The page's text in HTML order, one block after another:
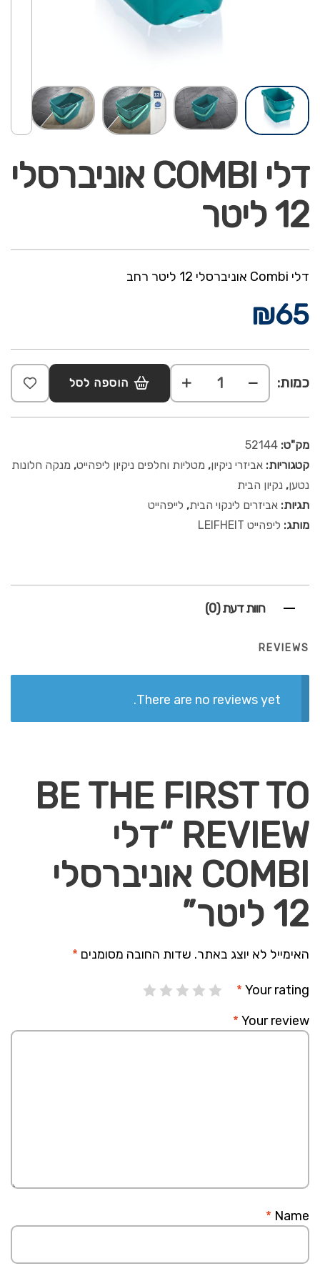
דלי COMBI אוניברסלי
12 ליטר
דלי Combi אוניברסלי 12 ליטר רחב
₪65
כמות: הוספה לסל
מק"ט: 52144
קטגוריות: אביזרי ניקיון, מטליות וחלפים ניקיון ליפהייט, מנקה חלונות
נטען, נקיון הבית
תגיות: אביזרים לינקוי הבית, לייפהייט
מותג: ליפהייט LEIFHEIT
חוות דעת (0)
REVIEWS
There are no reviews yet.
BE THE FIRST TO
REVIEW “דלי
COMBI אוניברסלי
12 ליטר”
האימייל לא יוצג באתר. שדות החובה מסומנים *
Your rating
*
Your review
*
Name
*